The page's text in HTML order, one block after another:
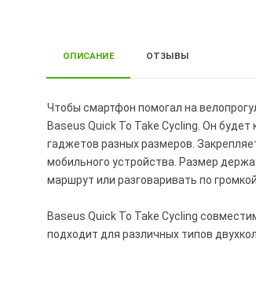
ОПИСАНИЕ ОТЗЫВЫ
Чтобы смартфон помогал на
Baseus Quick To Take Cycling. Он
гаджетов разных размеров.
мобильного устройства. Размер
маршрут или разговаривать по
Baseus Quick To Take Cycling
подходит для различных типов